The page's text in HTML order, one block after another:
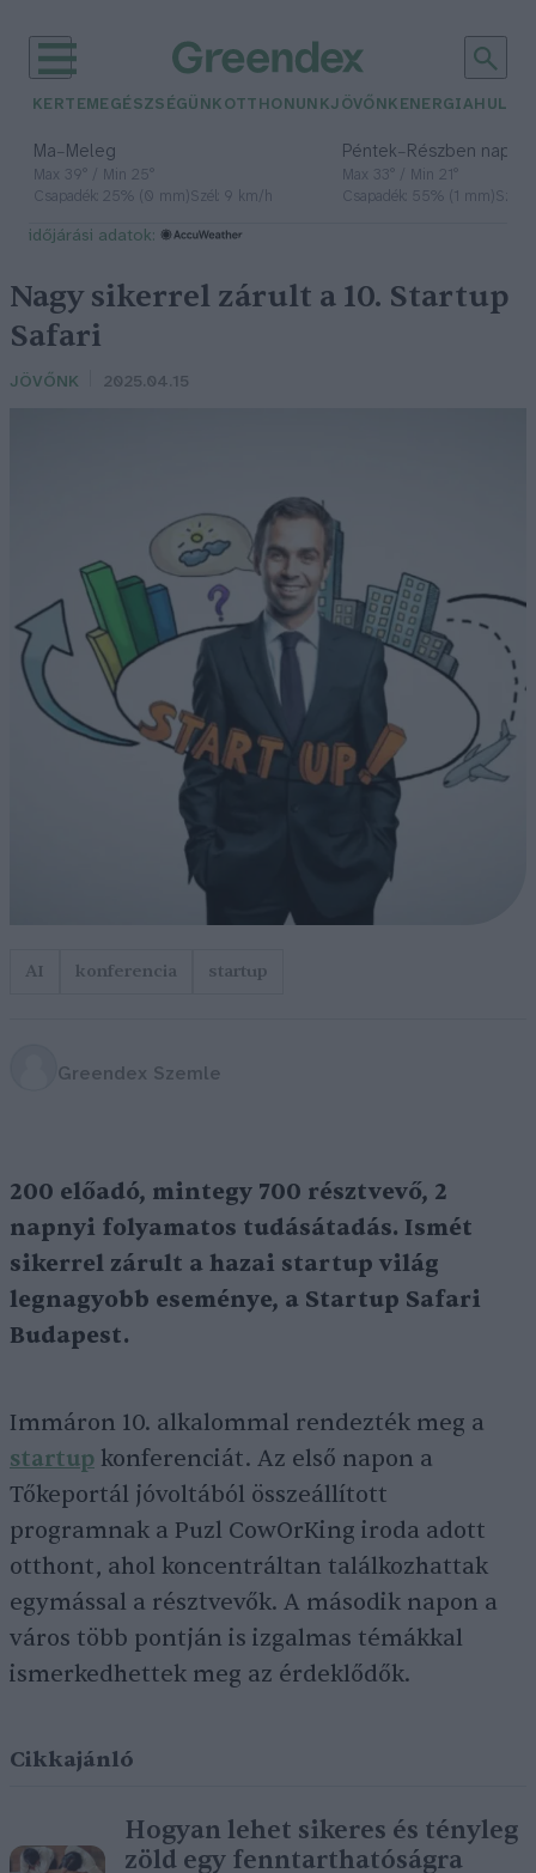
KERTEM EGÉSZSÉGÜNK OTTHONUNKJÖVŐNK ENERGIA
Ma– Meleg
Max 39° / Min 25°
Csapadék: 25% (0 mm)Szél: 9 km/h
Péntek– Részben
Max 33° / Min 21°
Csapadék: 55% (1 mm)Szél:
időjárási adatok:
Nagy sikerrel zárult a 10. Startup
Safari
JÖVŐNK 2025.04.15
AI konferencia startup
Greendex Szemle
200 előadó, mintegy 700 résztvevő, 2
napnyi folyamatos tudásátadás. Ismét
sikerrel zárult a hazai startup világ
legnagyobb eseménye, a Startup Safari
Budapest.
Immáron 10. alkalommal rendezték meg a
startup konferenciát. Az első napon a
Tőkeportál jóvoltából összeállított
programnak a Puzl CowOrKing iroda adott
otthont, ahol koncentráltan találkozhattak
egymással a résztvevők. A második napon a
város több pontján is izgalmas témákkal
ismerkedhettek meg az érdeklődők.
Cikkajánló
Hogyan lehet sikeres és tényleg
zöld egy fenntarthatóságra